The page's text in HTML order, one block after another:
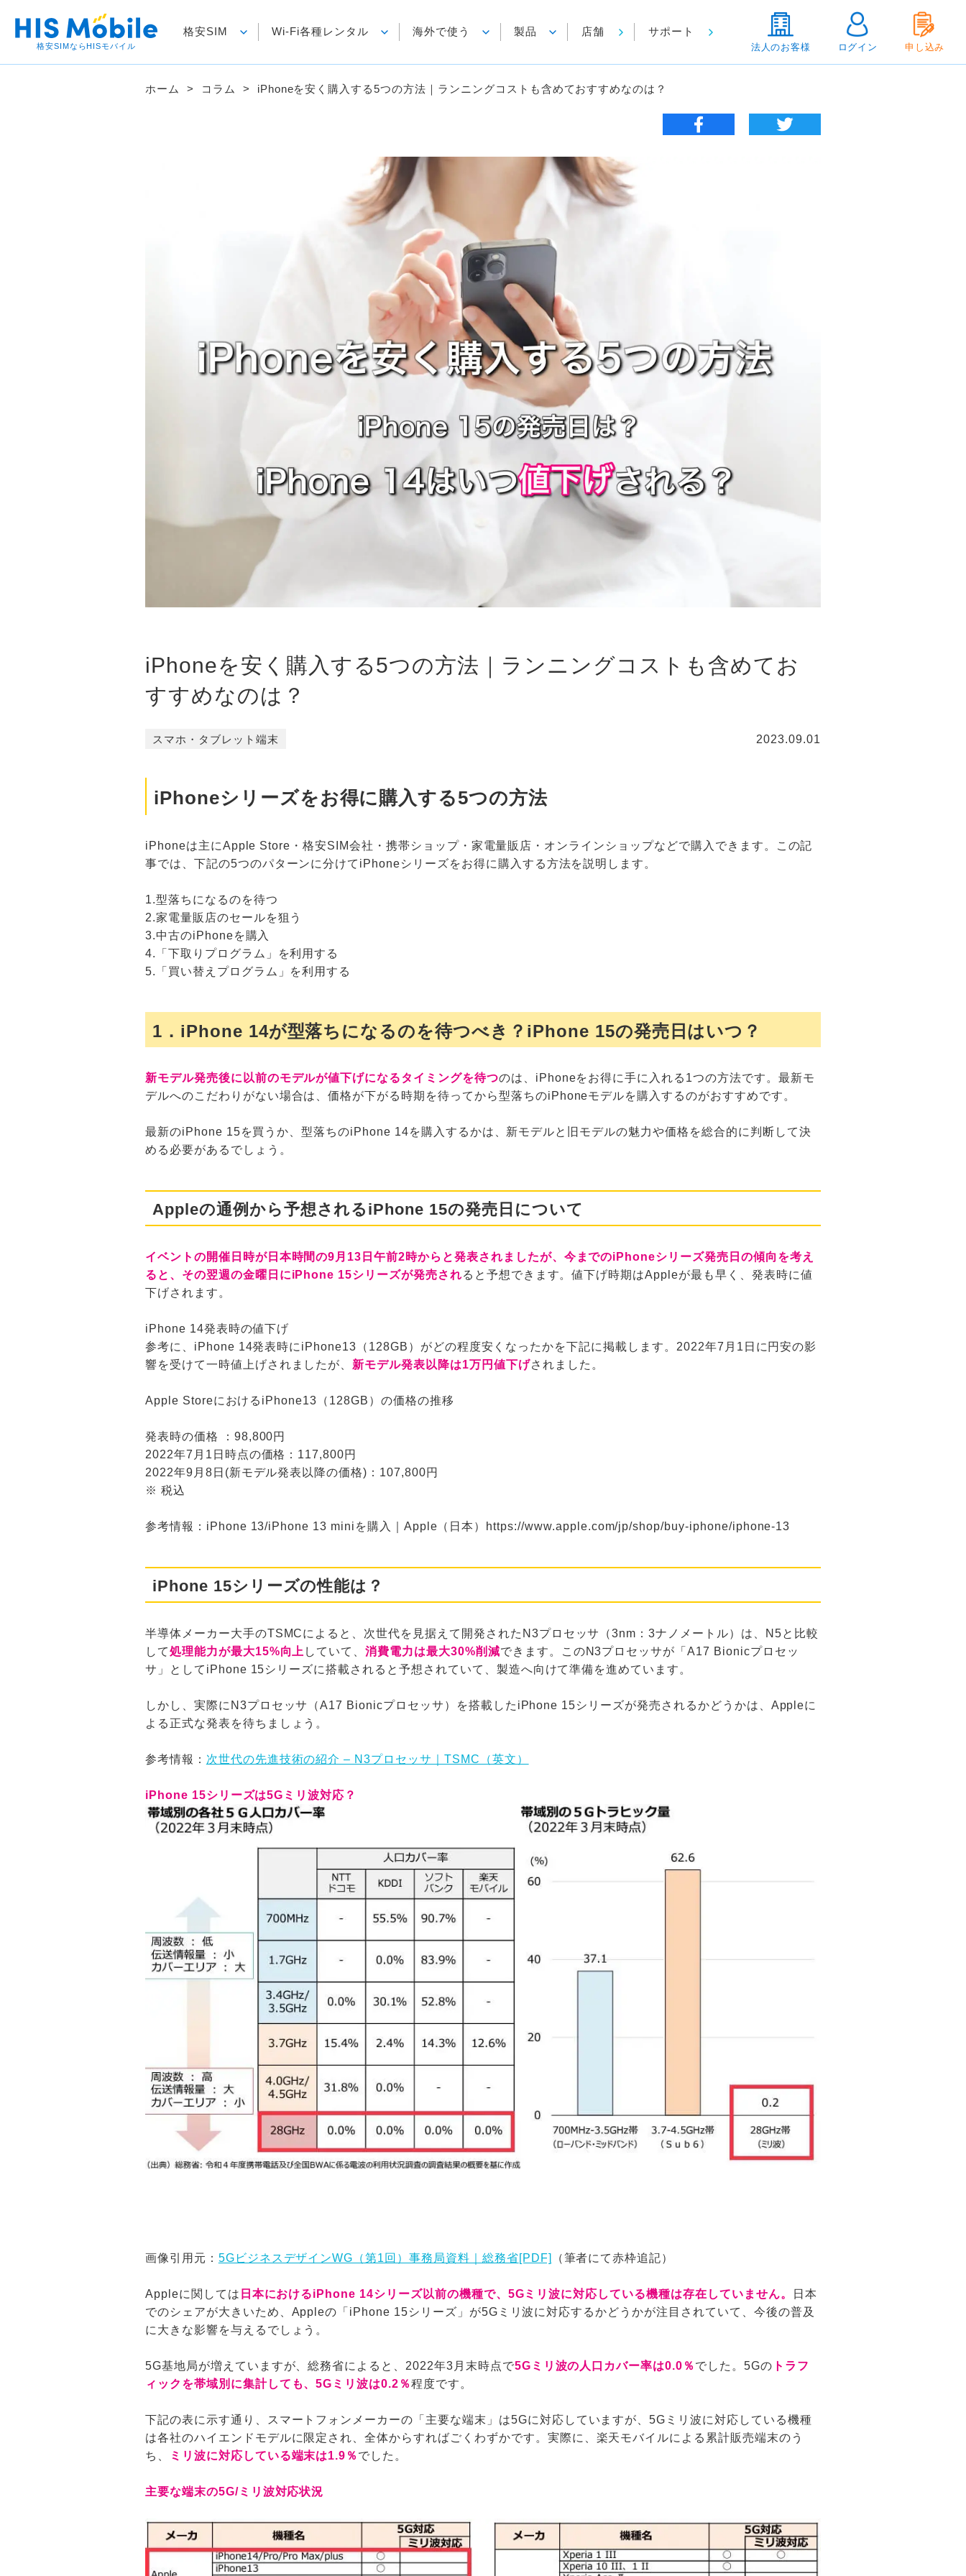
格安SIMならHISモバイル
格安SIM Wi-Fi各種レンタル 海外で使う 製品 店舗 サポート
法人のお客様 ログイン 申し込み
ホーム コラム iPhoneを安く購入する5つの方法｜ランニングコストも含めておすすめなのは？
iPhoneを安く購入する5つの方法｜ランニングコストも含めてお
すすめなのは？
スマホ・タブレット端末 2023.09.01
iPhoneシリーズをお得に購入する5つの方法
iPhoneは主にApple Store・格安SIM会社・携帯ショップ・家電量販店・オンラインショップなどで購入できます。この記
事では、下記の5つのパターンに分けてiPhoneシリーズをお得に購入する方法を説明します。
1.型落ちになるのを待つ
2.家電量販店のセールを狙う
3.中古のiPhoneを購入
4.「下取りプログラム」を利用する
5.「買い替えプログラム」を利用する
1．iPhone 14が型落ちになるのを待つべき？iPhone 15の発売日はいつ？
新モデル発売後に以前のモデルが値下げになるタイミングを待つのは、iPhoneをお得に手に入れる1つの方法です。最新モ
デルへのこだわりがない場合は、価格が下がる時期を待ってから型落ちのiPhoneモデルを購入するのがおすすめです。
最新のiPhone 15を買うか、型落ちのiPhone 14を購入するかは、新モデルと旧モデルの魅力や価格を総合的に判断して決
める必要があるでしょう。
Appleの通例から予想されるiPhone 15の発売日について
イベントの開催日時が日本時間の9月13日午前2時からと発表されましたが、今までのiPhoneシリーズ発売日の傾向を考え
ると、その翌週の金曜日にiPhone 15シリーズが発売されると予想できます。値下げ時期はAppleが最も早く、発表時に値
下げされます。
iPhone 14発表時の値下げ
参考に、iPhone 14発表時にiPhone13（128GB）がどの程度安くなったかを下記に掲載します。2022年7月1日に円安の影
響を受けて一時値上げされましたが、 新モデル発表以降は1万円値下げされました。
Apple StoreにおけるiPhone13（128GB）の価格の推移
発表時の価格 ：98,800円
2022年7月1日時点の価格：117,800円
2022年9月8日(新モデル発表以降の価格)：107,800円
※ 税込
参考情報：iPhone 13/iPhone 13 miniを購入｜Apple（日本）https://www.apple.com/jp/shop/buy-iphone/iphone-13
iPhone 15シリーズの性能は？
半導体メーカー大手のTSMCによると、次世代を見据えて開発されたN3プロセッサ（3nm：3ナノメートル）は、N5と比較
して処理能力が最大15%向上 していて、消費電力は最大30%削減できます。このN3プロセッサが「A17 Bionicプロセッ
サ」としてiPhone 15シリーズに搭載されると予想されていて、製造へ向けて準備を進めています。
しかし、実際にN3プロセッサ（A17 Bionicプロセッサ）を搭載したiPhone 15シリーズが発売されるかどうかは、Appleに
よる正式な発表を待ちましょう。
参考情報： 次世代の先進技術の紹介 – N3プロセッサ｜TSMC（英文）
iPhone 15シリーズは5Gミリ波対応？
画像引用元： 5GビジネスデザインWG（第1回）事務局資料｜総務省[PDF] （筆者にて赤枠追記）
Appleに関しては 日本におけるiPhone 14シリーズ以前の機種で、5Gミリ波に対応している機種は存在していません。
日本
でのシェアが大きいため、Appleの「iPhone 15シリーズ」が5Gミリ波に対応するかどうかが注目されていて、今後の普及
に大きな影響を与えるでしょう。
5G基地局が増えていますが、総務省によると、2022年3月末時点で5Gミリ波の人口カバー率は0.0％ でした。5Gの トラフ
ィックを帯域別に集計しても、5Gミリ波は0.2％程度です。
下記の表に示す通り、スマートフォンメーカーの「主要な端末」は5Gに対応していますが、5Gミリ波に対応している機種
は各社のハイエンドモデルに限定され、全体からすればごくわずかです。実際に、楽天モバイルによる累計販売端末のう
ち、
ミリ波に対応している端末は1.9％ でした。
主要な端末の5G/ミリ波対応状況